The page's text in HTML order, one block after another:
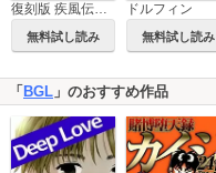
復刻版 疾風伝説 特攻の拓
無料試し読み
ドルフィン
無料試し読み
「 BGL 」のおすすめ作品